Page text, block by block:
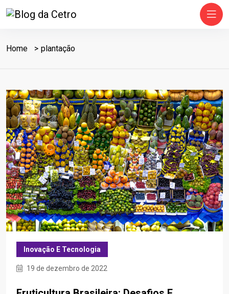
Home plantação
Inovação E Tecnologia
19 de dezembro de 2022